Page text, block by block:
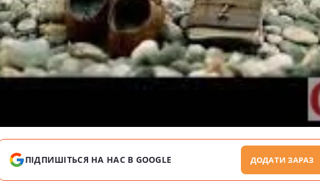
ПІДПИШІТЬСЯ НА НАС В GOOGLE ДОДАТИ ЗАРАЗ